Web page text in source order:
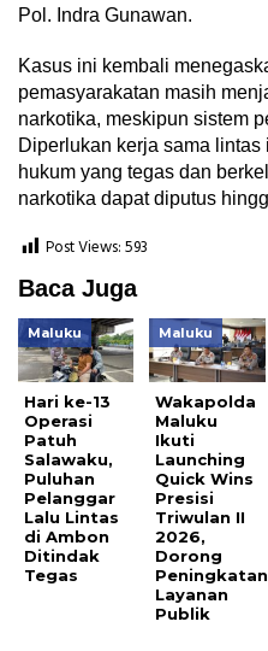
Pol. Indra Gunawan.
Kasus ini kembali
pemasyarakatan masih
narkotika, meskipun sistem
Diperlukan kerja sama
hukum yang tegas dan
narkotika dapat diputus
Post Views:593
Baca Juga
Maluku
Hari ke-13
Operasi
Patuh
Salawaku,
Puluhan
Pelanggar
Lalu Lintas
di Ambon
Ditindak
Tegas
Maluku
Wakapolda
Maluku
Ikuti
Launching
Quick Wins
Presisi
Triwulan II
2026,
Dorong
Peningkatan
Layanan
Publik